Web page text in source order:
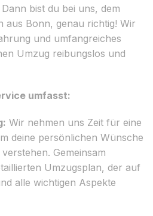
bist du bei uns, dem
aus Bonn, genau richtig! Wir
und umfangreiches
Umzug reibungslos und
umfasst:
Wir nehmen uns Zeit für eine
deine persönlichen Wünsche
Gemeinsam
Umzugsplan, der auf
alle wichtigen Aspekte